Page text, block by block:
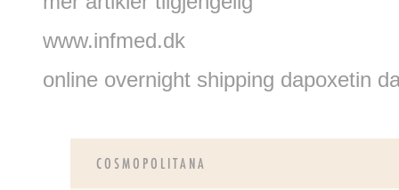
www.infmed.dk
online overnight shipping dapoxetin